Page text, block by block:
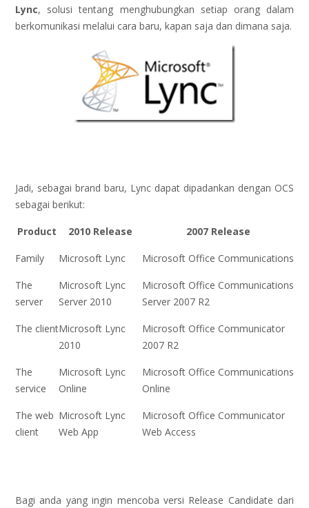
Lync, solusi tentang menghubungkan setiap orang dalam
berkomunikasi melalui cara baru, kapan saja dan dimana saja.
Jadi, sebagai brand baru, Lync dapat dipadankan dengan OCS
sebagai berikut:
Product 2010 Release 2007 Release
Family Microsoft Lync Microsoft Office Communications
The
server
Microsoft Lync
Server 2010
Microsoft Office Communications
Server 2007 R2
The clientMicrosoft Lync
2010
Microsoft Office Communicator
2007 R2
The
service
Microsoft Lync
Online
Microsoft Office Communications
Online
The web
client
Microsoft Lync
Web App
Microsoft Office Communicator
Web Access
Bagi anda yang ingin mencoba versi Release Candidate dari